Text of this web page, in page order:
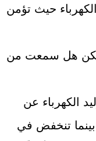
حيث تؤمن
ولكن هل سمعت من
الكهرباء عن
تنخفض في